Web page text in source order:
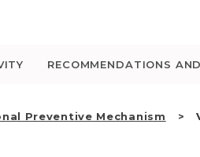
RECOMMENDATIONS
Preventive Mechanism
WHO
THE